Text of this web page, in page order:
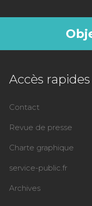
Accès rapides
Contact
Revue de presse
Charte graphique
service-public.fr
Archives